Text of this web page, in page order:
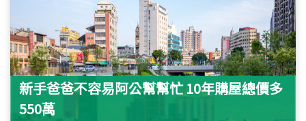
新手爸爸不容易阿公幫幫忙 10年購屋總價多
550萬